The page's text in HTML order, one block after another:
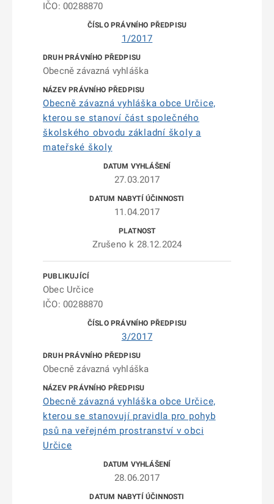
IČO: 00288870
1/2017
Obecně závazná vyhláška
Obecně závazná vyhláška obce Určice,
kterou se stanoví část společného
školského obvodu základní školy a
mateřské školy
27.03.2017
11.04.2017
Zrušeno k 28.12.2024
Obec Určice
IČO: 00288870
3/2017
Obecně závazná vyhláška
Obecně závazná vyhláška obce Určice,
kterou se stanovují pravidla pro pohyb
psů na veřejném prostranství v obci
Určice
28.06.2017